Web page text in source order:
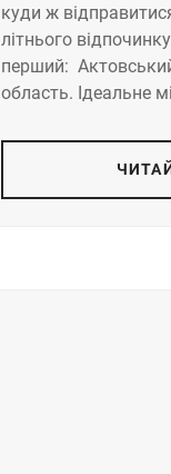
куди ж
літнього
перший:
область. Ідеальне